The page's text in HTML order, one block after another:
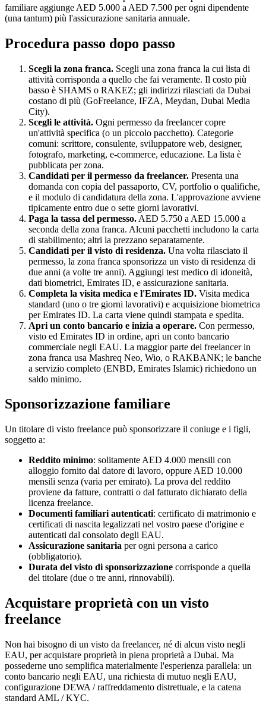
familiare aggiunge AED 5.000 a AED 7.500 per ogni dipendente
(una tantum) più l'assicurazione sanitaria annuale.
Procedura passo dopo passo
Scegli la zona franca. Scegli una zona franca la cui lista di
attività corrisponda a quello che fai veramente. Il costo più
basso è SHAMS o RAKEZ; gli indirizzi rilasciati da Dubai
costano di più (GoFreelance, IFZA, Meydan, Dubai Media
City).
Scegli le attività. Ogni permesso da freelancer copre
un'attività specifica (o un piccolo pacchetto). Categorie
comuni: scrittore, consulente, sviluppatore web, designer,
fotografo, marketing, e-commerce, educazione. La lista è
pubblicata per zona.
Candidati per il permesso da freelancer. Presenta una
domanda con copia del passaporto, CV, portfolio o qualifiche,
e il modulo di candidatura della zona. L'approvazione avviene
tipicamente entro due o sette giorni lavorativi.
Paga la tassa del permesso. AED 5.750 a AED 15.000 a
seconda della zona franca. Alcuni pacchetti includono la carta
di stabilimento; altri la prezzano separatamente.
Candidati per il visto di residenza. Una volta rilasciato il
permesso, la zona franca sponsorizza un visto di residenza di
due anni (a volte tre anni). Aggiungi test medico di idoneità,
dati biometrici, Emirates ID, e assicurazione sanitaria.
Completa la visita medica e l'Emirates ID. Visita medica
standard (uno o tre giorni lavorativi) e acquisizione biometrica
per Emirates ID. La carta viene quindi stampata e spedita.
Apri un conto bancario e inizia a operare. Con permesso,
visto ed Emirates ID in ordine, apri un conto bancario
commerciale negli EAU. La maggior parte dei freelancer in
zona franca usa Mashreq Neo, Wio, o RAKBANK; le banche
a servizio completo (ENBD, Emirates Islamic) richiedono un
saldo minimo.
Sponsorizzazione familiare
Un titolare di visto freelance può sponsorizzare il coniuge e i figli,
soggetto a:
Reddito minimo: solitamente AED 4.000 mensili con
alloggio fornito dal datore di lavoro, oppure AED 10.000
mensili senza (varia per emirato). La prova del reddito
proviene da fatture, contratti o dal fatturato dichiarato della
licenza freelance.
Documenti familiari autenticati: certificato di matrimonio e
certificati di nascita legalizzati nel vostro paese d'origine e
autenticati dal consolato degli EAU.
Assicurazione sanitaria per ogni persona a carico
(obbligatorio).
Durata del visto di sponsorizzazione corrisponde a quella
del titolare (due o tre anni, rinnovabili).
Acquistare proprietà con un visto
freelance
Non hai bisogno di un visto da freelancer, né di alcun visto negli
EAU, per acquistare proprietà in piena proprietà a Dubai. Ma
possederne uno semplifica materialmente l'esperienza parallela: un
conto bancario negli EAU, una richiesta di mutuo negli EAU,
configurazione DEWA / raffreddamento distrettuale, e la catena
standard AML / KYC.